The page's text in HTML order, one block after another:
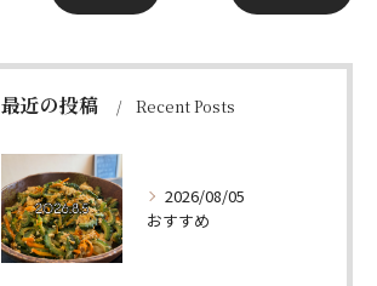
最近の投稿 Recent Posts
2026/08/05
おすすめ